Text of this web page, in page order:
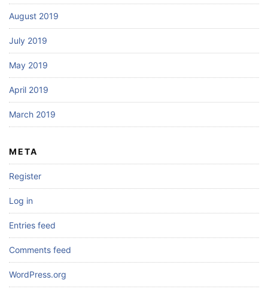
August 2019
July 2019
May 2019
April 2019
March 2019
META
Register
Log in
Entries feed
Comments feed
WordPress.org